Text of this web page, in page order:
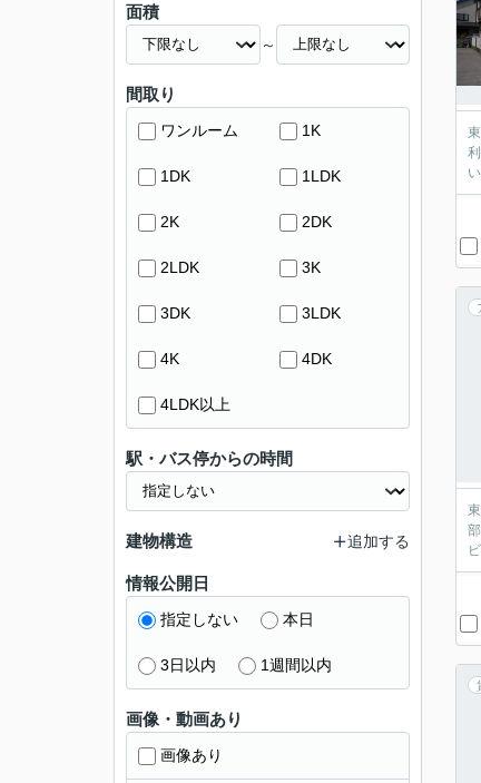
東
利な立地です。 ゆ
東
部
面積
～
間取り
ワンルーム 1K
1DK 1LDK
2K 2DK
2LDK 3K
3DK 3LDK
4K 4DK
4LDK以上
駅・バス停からの時間
建物構造 追加する
情報公開日
指定しない 本日
3日以内 1週間以内
画像・動画あり
画像あり